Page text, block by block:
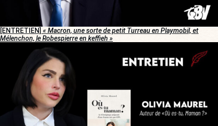
[ENTRETIEN] « Macron, une sorte de petit Turreau en Playmobil, et
Mélenchon, le Robespierre en keffieh »